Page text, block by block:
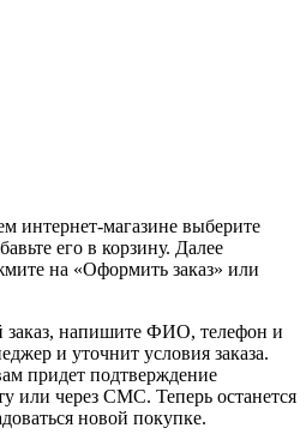
интернет-магазине выберите
его в корзину. Далее
на «Оформить заказ» или
заказ, напишите ФИО, телефон и
и уточнит условия заказа.
придет подтверждение
или через СМС. Теперь останется
новой покупке.